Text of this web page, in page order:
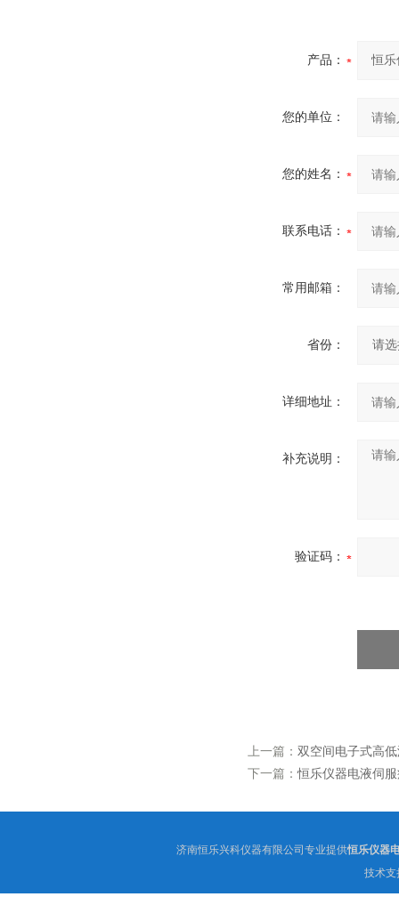
产品：
您的单位：
您的姓名：
联系电话：
常用邮箱：
省份：
详细地址：
补充说明：
验证码：
上一篇： 双空间电子式高
下一篇：恒乐仪器电液伺
济南恒乐兴科仪器有限公司专业提供恒乐仪器
技术支